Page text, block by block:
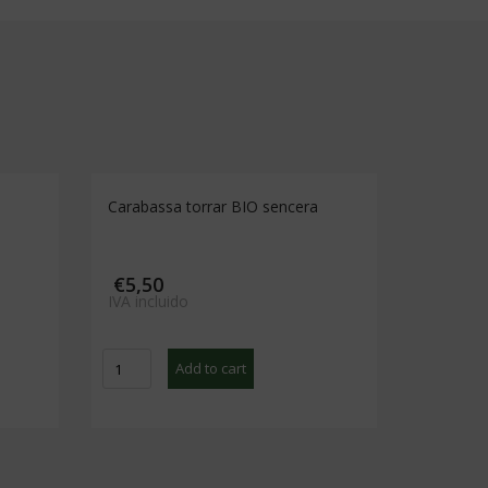
Carabassa torrar BIO sencera
€5,50
IVA incluido
Add to cart